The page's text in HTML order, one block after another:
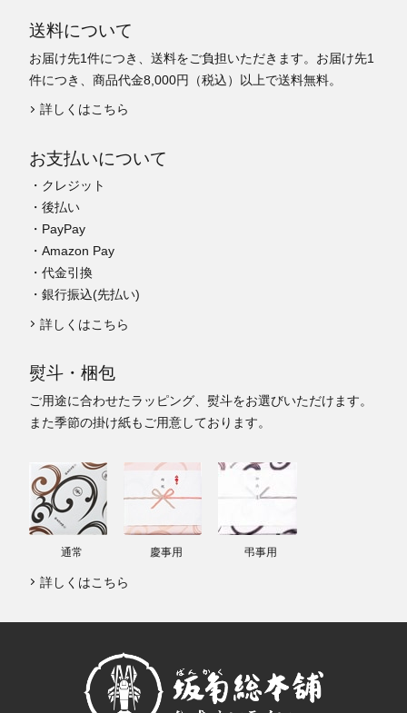
送料について
お届け先1件につき、送料をご負担いただきます。お届け先1
件につき、商品代金8,000円（税込）以上で送料無料。
詳しくはこちら
お支払いについて
・クレジット
・後払い
・PayPay
・Amazon Pay
・代金引換
・銀行振込(先払い)
詳しくはこちら
熨斗・梱包
ご用途に合わせたラッピング、熨斗をお選びいただけます。
また季節の掛け紙もご用意しております。
通常 慶事用 弔事用
詳しくはこちら